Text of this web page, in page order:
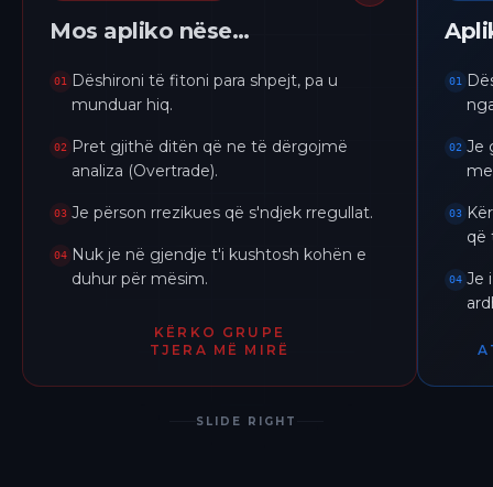
Mos apliko nëse…
01
Dëshironi të fitoni para shpejt, pa u
munduar hiq.
02
Pret gjithë ditën që ne të dërgojmë
analiza (Overtrade).
03 Je përson rrezikues që s'ndjek rregullat.
04 Nuk je në gjendje t'i kushtosh kohën e
duhur për mësim.
KËRKO GRUPE
TJERA MË MIRË
01
02 Je
03
që
04 Je
SLIDE RIGHT